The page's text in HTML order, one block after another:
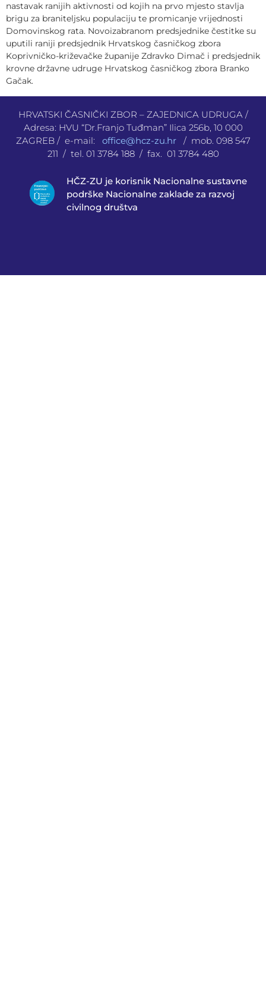
nastavak ranijih aktivnosti od kojih na prvo mjesto stavlja
brigu za braniteljsku populaciju te promicanje vrijednosti
Domovinskog rata. Novoizabranom predsjednike čestitke su
uputili raniji predsjednik Hrvatskog časničkog zbora
Koprivničko-križevačke županije Zdravko Dimač i predsjednik
krovne državne udruge Hrvatskog časničkog zbora Branko
Gačak.
HRVATSKI ČASNIČKI ZBOR – ZAJEDNICA UDRUGA /
Adresa: HVU “Dr.Franjo Tuđman” Ilica 256b, 10 000
ZAGREB / e-mail: office@hcz-zu.hr
/ mob. 098 547
211 / tel. 01 3784 188 / fax. 01 3784 480
HČZ-ZU je korisnik Nacionalne sustavne
podrške Nacionalne zaklade za razvoj
civilnog društva